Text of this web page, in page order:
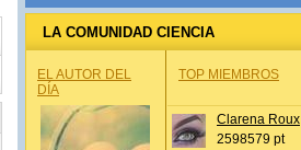
LA COMUNIDAD CIENCIA
EL AUTOR DEL
DÍA
TOP MIEMBROS
Clarena Roux
2598579 pt